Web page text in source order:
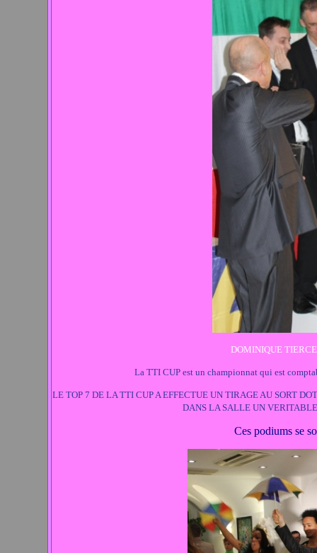
DOMINIQUE
La TTI CUP est un championnat qui est
LE TOP 7 DE LA TTI CUP A EFFECTUE UN TIRAGE AU SORT
DANS LA SALLE UN
Ces podiums se